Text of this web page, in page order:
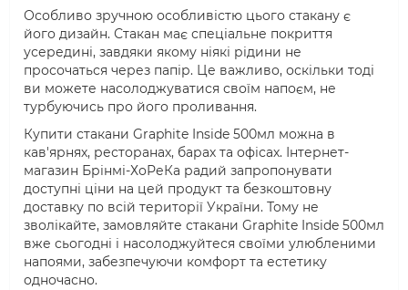
Особливо зручною особливістю цього стакану є
його дизайн. Стакан має спеціальне покриття
усередині, завдяки якому ніякі рідини не
просочаться через папір. Це важливо, оскільки тоді
ви можете насолоджуватися своїм напоєм, не
турбуючись про його проливання.
Купити стакани Graphite Inside 500мл можна в
кав'ярнях, ресторанах, барах та офісах. Інтернет-
магазин Брінмі-ХоРеКа радий запропонувати
доступні ціни на цей продукт та безкоштовну
доставку по всій території України. Тому не
зволікайте, замовляйте стакани Graphite Inside 500мл
вже сьогодні і насолоджуйтеся своїми улюбленими
напоями, забезпечуючи комфорт та естетику
одночасно.